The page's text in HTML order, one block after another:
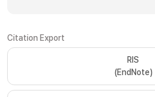
Citation Export
RIS
(EndNote)